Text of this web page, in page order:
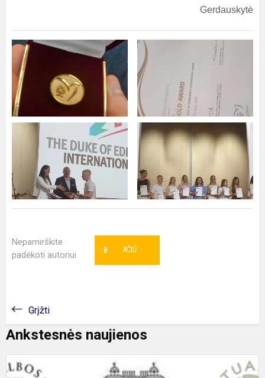
Gerdauskytė
Nepamirškite
padėkoti autoriui
AČIŪ
8
Grįžti
Ankstesnės naujienos